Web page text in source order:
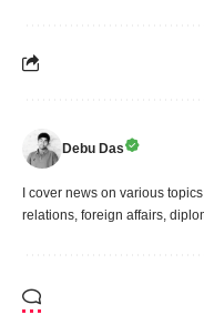
Debu Das
I cover news on various
relations, foreign affairs,